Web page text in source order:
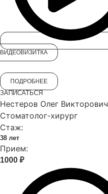
ВИДЕОВИЗИТКА
ПОДРОБНЕЕ
ЗАПИСАТЬСЯ
Нестеров Олег Викторович
Стоматолог-хирург
Стаж:
38 лет
Прием:
1000 ₽